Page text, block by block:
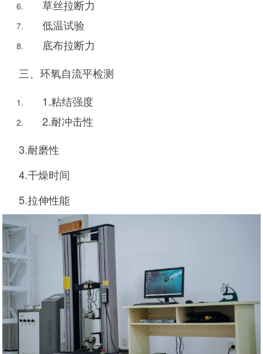
草丝拉断力
低温试验
底布拉断力
三、环氧自流平检测
1.粘结强度
2.耐冲击性
3.耐磨性
4.干燥时间
5.拉伸性能